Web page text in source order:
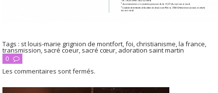
Tags : st louis-marie grignion de montfort,foi,christianisme,la france,
transmission, sacré coeur, sacré cœur, adoration saint martin
0
Les commentaires sont fermés.